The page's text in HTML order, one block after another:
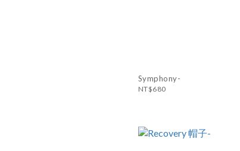
Symphony-
NT$680